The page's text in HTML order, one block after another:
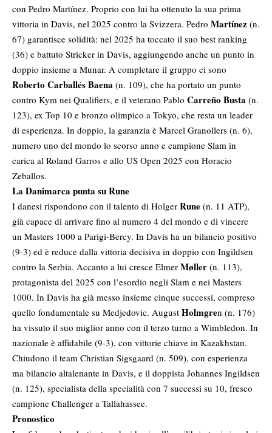
con Pedro Martínez. Proprio con lui ha ottenuto la sua prima
vittoria in Davis, nel 2025 contro la Svizzera. Pedro Martínez (n.
67) garantisce solidità: nel 2025 ha toccato il suo best ranking
(36) e battuto Stricker in Davis, aggiungendo anche un punto in
doppio insieme a Munar. A completare il gruppo ci sono
Roberto Carballés Baena (n. 109), che ha portato un punto
contro Kym nei Qualifiers, e il veterano Pablo Carreño Busta (n.
123), ex Top 10 e bronzo olimpico a Tokyo, che resta un leader
di esperienza. In doppio, la garanzia è Marcel Granollers (n. 6),
numero uno del mondo lo scorso anno e campione Slam in
carica al Roland Garros e allo US Open 2025 con Horacio
Zeballos.
La Danimarca punta su Rune
I danesi rispondono con il talento di Holger Rune (n. 11 ATP),
già capace di arrivare fino al numero 4 del mondo e di vincere
un Masters 1000 a Parigi-Bercy. In Davis ha un bilancio positivo
(9-3) ed è reduce dalla vittoria decisiva in doppio con Ingildsen
contro la Serbia. Accanto a lui cresce Elmer Møller (n. 113),
protagonista del 2025 con l’esordio negli Slam e nei Masters
1000. In Davis ha già messo insieme cinque successi, compreso
quello fondamentale su Medjedovic. August Holmgren (n. 176)
ha vissuto il suo miglior anno con il terzo turno a Wimbledon. In
nazionale è affidabile (9-3), con vittorie chiave in Kazakhstan.
Chiudono il team Christian Sigsgaard (n. 509), con esperienza
ma bilancio altalenante in Davis, e il doppista Johannes Ingildsen
(n. 125), specialista della specialità con 7 successi su 10, fresco
campione Challenger a Tallahassee.
Pronostico